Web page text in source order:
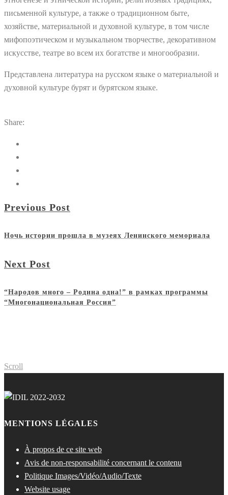
письменной культуре, а также о традиционном быте,
хозяйстве, материальной и духовной культуре, в том числе
мифопоэтическом и музыкальном творчестве, декоративном
искусстве, театре во всем их богатстве и многообразии.
Представлена литература на русском языке о материальной и
духовной культуре бурят и бурятском языке.
Share:
Previous Post
Ночь истории прошла в музеях Ленинского мемориала
Next Post
“Народов много – Родина одна!” в рамках программы
“Многонациональная Россия”
Scroll
MENTIONS LÉGALES
À propos de ce site web
Avis de non-responsabilité concernant le contenu
Politique Images/Vidéo/Audio/Texte
Website usage